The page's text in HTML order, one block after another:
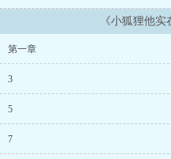
《小狐狸他
第一章
3
5
7